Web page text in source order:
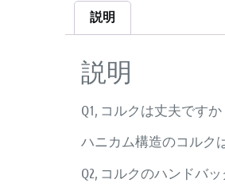
説明
説明
Q1, コルクは丈夫ですか
ハニカム構造のコルク
Q2, コルクのハンドバ